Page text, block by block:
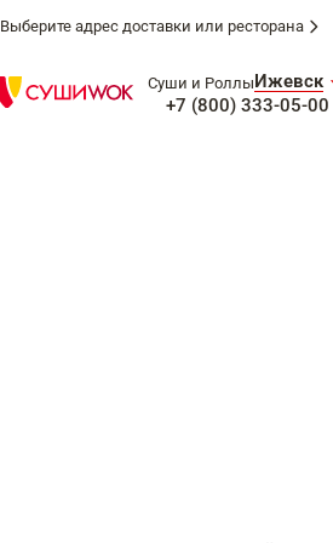
Выберите адрес доставки или ресторана
Суши и РоллыИжевск
+7 (800) 333-05-00